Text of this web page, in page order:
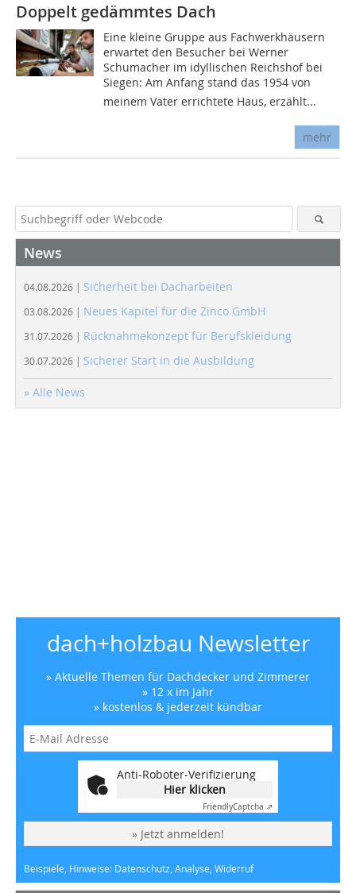
Doppelt gedämmtes Dach
Eine kleine Gruppe aus Fachwerkhäusern
erwartet den Besucher bei Werner
Schumacher im idyllischen Reichshof bei
Siegen: Am Anfang stand das 1954 von
meinem Vater errichtete Haus, erzählt...
mehr
News
04.08.2026 | Sicherheit bei Dacharbeiten
03.08.2026 | Neues Kapitel für die Zinco GmbH
31.07.2026 | Rücknahmekonzept für Berufskleidung
30.07.2026 | Sicherer Start in die Ausbildung
» Alle News
dach+holzbau Newsletter
» Aktuelle Themen für Dachdecker und Zimmerer
» 12 x im Jahr
» kostenlos & jederzeit kündbar
Anti-Roboter-Verifizierung
Hier klicken
FriendlyCaptcha ⇗
» Jetzt anmelden!
Beispiele, Hinweise: Datenschutz, Analyse, Widerruf